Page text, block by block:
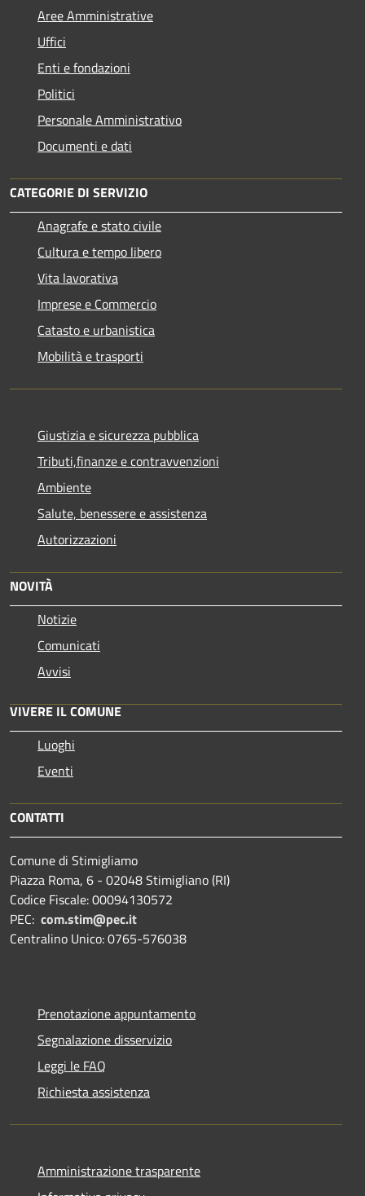
Aree Amministrative
Uffici
Enti e fondazioni
Politici
Personale Amministrativo
Documenti e dati
CATEGORIE DI SERVIZIO
Anagrafe e stato civile
Cultura e tempo libero
Vita lavorativa
Imprese e Commercio
Catasto e urbanistica
Mobilità e trasporti
Giustizia e sicurezza pubblica
Tributi,finanze e contravvenzioni
Ambiente
Salute, benessere e assistenza
Autorizzazioni
NOVITÀ
Notizie
Comunicati
Avvisi
VIVERE IL COMUNE
Luoghi
Eventi
CONTATTI
Comune di Stimigliamo
Piazza Roma, 6 - 02048 Stimigliano (RI)
Codice Fiscale: 00094130572
PEC: com.stim@pec.it
Centralino Unico: 0765-576038
Prenotazione appuntamento
Segnalazione disservizio
Leggi le FAQ
Richiesta assistenza
Amministrazione trasparente